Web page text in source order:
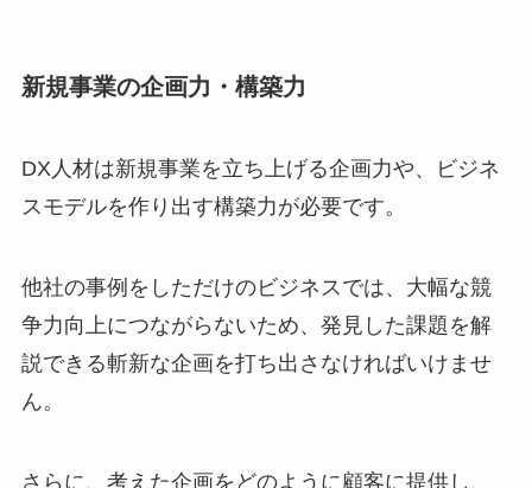
新規事業の企画力・構築力
DX人材は新規事業を立ち上げる企画力や、ビジネ
スモデルを作り出す構築力が必要です。
他社の事例をしただけのビジネスでは、大幅な競
争力向上につながらないため、発見した課題を解
説できる斬新な企画を打ち出さなければいけませ
ん。
さらに、考えた企画をどのように顧客に提供し、